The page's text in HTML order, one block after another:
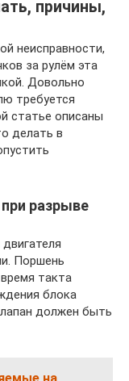
причины,
неисправности,
за рулём эта
Довольно
требуется
статье описаны
делать в
разрыве
Поршень
такта
блока
должен быть
на